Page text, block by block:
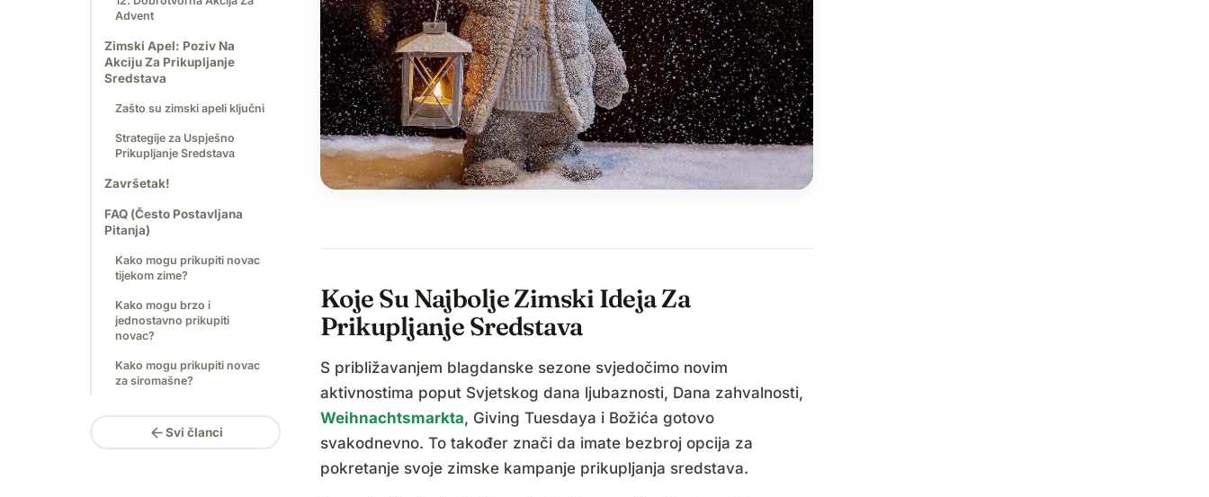
Advent
Zimski Apel: Poziv Na
Akciju Za Prikupljanje
Sredstava
Zašto su zimski apeli ključni
Strategije za Uspješno
Prikupljanje Sredstava
Završetak!
FAQ (Često Postavljana
Pitanja)
Kako mogu prikupiti novac
tijekom zime?
Kako mogu brzo i
jednostavno prikupiti
novac?
Kako mogu prikupiti novac
za siromašne?
arrow_backSvi članci
Koje Su Najbolje Zimski Ideja Za
Prikupljanje Sredstava
S približavanjem blagdanske sezone svjedočimo novim
aktivnostima poput Svjetskog dana ljubaznosti, Dana zahvalnosti,
Weihnachtsmarkta, Giving Tuesdaya i Božića gotovo
svakodnevno. To također znači da imate bezbroj opcija za
pokretanje svoje zimske kampanje prikupljanja sredstava.